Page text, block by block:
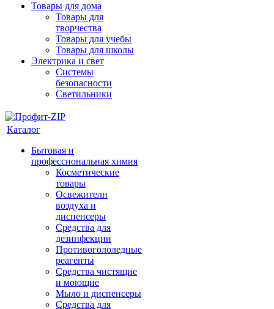
Товары для дома
Товары для
творчества
Товары для учебы
Товары для школы
Электрика и свет
Системы
безопасности
Светильники
Каталог
Бытовая и
профессиональная химия
Косметические
товары
Освежители
воздуха и
диспенсеры
Средства для
дезинфекции
Противогололедные
реагенты
Средства чистящие
и моющие
Мыло и диспенсеры
Средства для